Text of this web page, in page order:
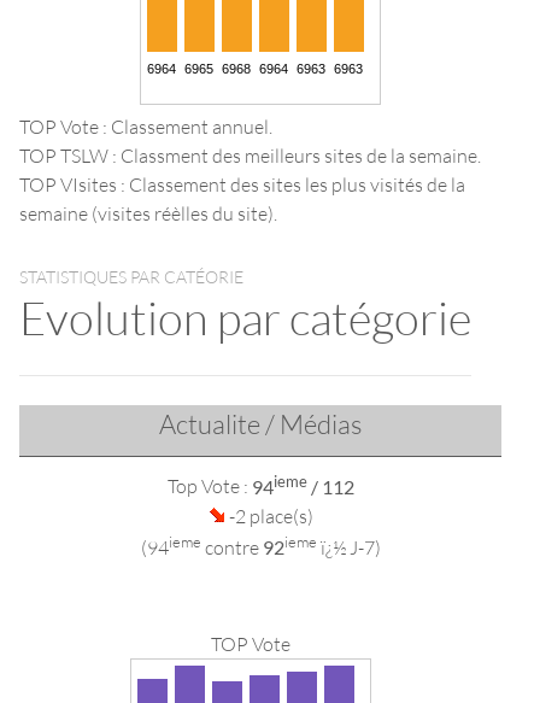
TOP Vote : Classement annuel.
TOP TSLW : Classment des meilleurs sites de la semaine.
TOP VIsites : Classement des sites les plus visités de la
semaine (visites réèlles du site).
STATISTIQUES PAR CATÉORIE
Evolution par catégorie
Actualite / Médias
Top Vote : 94ieme/ 112
-2 place(s)
(94ieme contre 92ieme ï¿½ J-7)
TOP Vote